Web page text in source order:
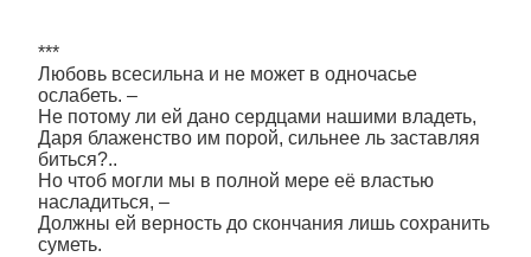
***
Любовь всесильна и не может в одночасье
ослабеть. –
Не потому ли ей дано сердцами нашими владеть,
Даря блаженство им порой, сильнее ль заставляя
биться?..
Но чтоб могли мы в полной мере её властью
насладиться, –
Должны ей верность до скончания лишь сохранить
суметь.